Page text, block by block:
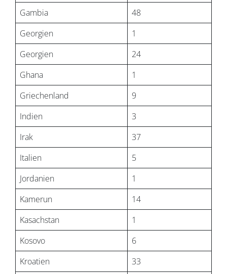
Gambia
48
Georgien
1
Georgien
24
Ghana
1
Griechenland
9
Indien
3
Irak
37
Italien
5
Jordanien
1
Kamerun
14
Kasachstan
1
Kosovo
6
Kroatien
33